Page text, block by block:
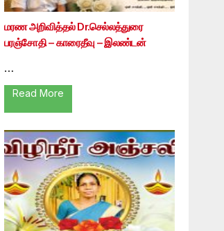
மரண அறிவித்தல் Dr.செல்லத்துரை
பரஞ்சோதி – காரைதீவு – இலண்டன்
…
Read More